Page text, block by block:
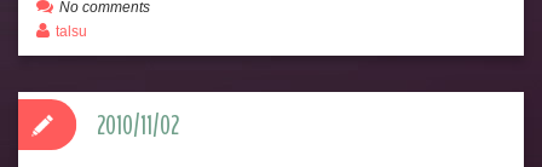
No comments
talsu
2010/11/02